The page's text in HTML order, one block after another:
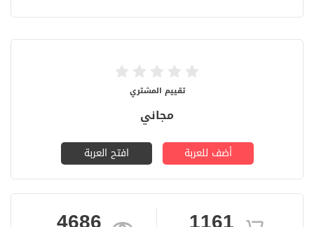
تقييم المشتري
مجاني
أضف للعربة افتح العربة